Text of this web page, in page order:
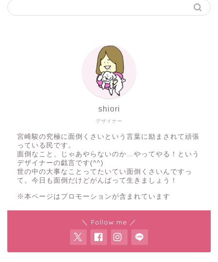
デザイナー
shiori
宮崎駿の究極に面倒くさいという言葉に励まされて頑張
っている民です。
面倒なこと、じゃあやらないのか…やってやる！という
デザイナーの戯言です(^^)
世の中の大事なことってたいてい面倒くさいんですっ
て。今日も面倒だけどがんばって生きましょう！
※本ページはプロモーションが含まれています
＼ Follow me ／